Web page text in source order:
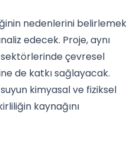
nedenlerini belirlemek
edecek. Proje, aynı
çevresel
de katkı sağlayacak.
kimyasal ve fiziksel
kaynağını